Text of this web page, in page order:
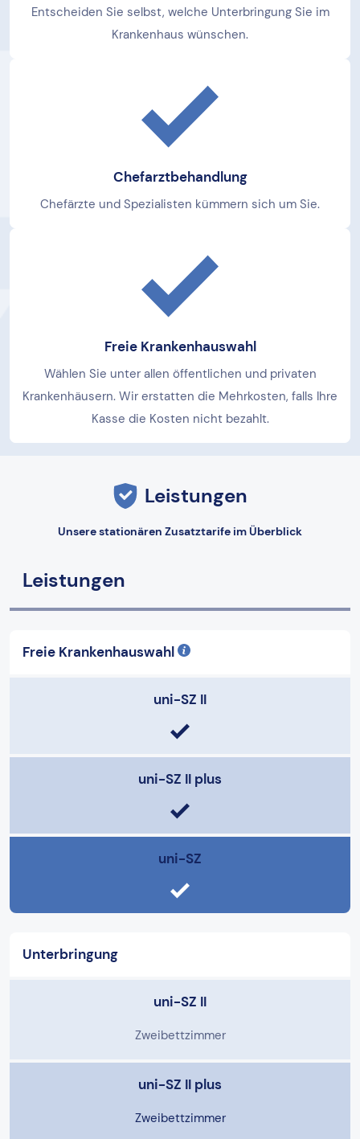
Entscheiden Sie selbst, welche Unterbringung Sie im
Krankenhaus wünschen.
Chefarztbehandlung
Chefärzte und Spezialisten kümmern sich um Sie.
Freie Krankenhauswahl
Wählen Sie unter allen öffentlichen und privaten
Krankenhäusern. Wir erstatten die Mehrkosten, falls Ihre
Kasse die Kosten nicht bezahlt.
Leistungen
Unsere stationären Zusatztarife im Überblick
Leistungen
Freie Krankenhauswahl
uni-SZ II
uni-SZ II plus
uni-SZ
Unterbringung
uni-SZ II
Zweibettzimmer
uni-SZ II plus
Zweibettzimmer